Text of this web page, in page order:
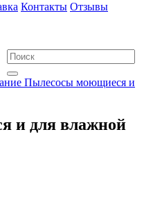
Контакты Отзывы
Пылесосы моющиеся и
и для влажной